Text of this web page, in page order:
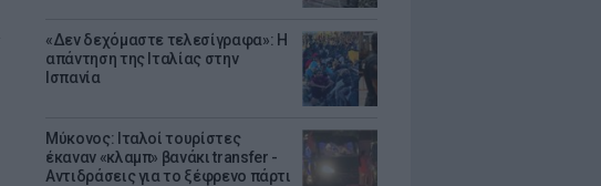
«Δεν δεχόμαστε τελεσίγραφα»: Η
απάντηση της Ιταλίας στην
Ισπανία
Μύκονος: Ιταλοί τουρίστες
έκαναν «κλαμπ» βανάκι transfer -
Αντιδράσεις για το ξέφρενο πάρτι